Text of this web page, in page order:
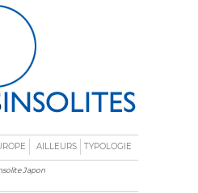
AILLEURS TYPOLOGIE
Japon